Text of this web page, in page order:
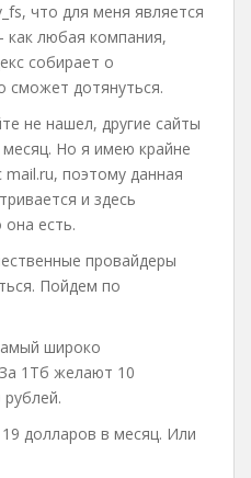
что для меня является
любая компания,
собирает о
сможет дотянуться.
не нашел, другие сайты
Но я имею крайне
поэтому данная
и здесь
она есть.
провайдеры
Пойдем по
широко
1Тб желают 10
долларов в месяц. Или